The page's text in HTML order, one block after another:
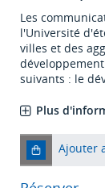
Les
l'Université
villes et des
suivants : le
Plus
Ajouter